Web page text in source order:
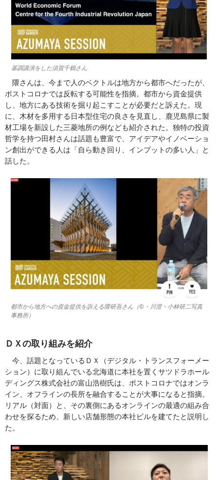
基調講演をした須賀千鶴さん
隈さんは、今まで人のベクトルは地方から都市へだったが、
ポストコロナでは反転する可能性を指摘。都市から資金提供
し、地方にある技術を掘り起こすことが必要だと訴えた。現
に、木材を多用する日本型住宅の良さを見直し、鹿児島県に製
材工場を新設した三菱地所の例なども紹介された。独特の投資
哲学を持つ田村さんは話題も豊富で、アイデアやイノベーショ
ン創出ができる人は「自ら動き回り、インプットの多い人」と
話した。
都市から地方への資金提供を訴える隈研吾さん（©︎・川澄・小林研二写真
事務所）
ＤＸの取り組みを紹介
今、話題となっているＤＸ（デジタル・トランスフォーメー
ション）に取り組んでいる北海道に本社を置くサツドラホール
ディングス株式会社の富山浩樹氏は、ポストコロナではオンラ
イン、オフラインの長所を融合することが大事になると指摘。
リアル（対面）と、その裏側にあるオンラインの最適の組み合
わせを探るため、新しい店舗形態の本社ビルを建てたと説明し
た。